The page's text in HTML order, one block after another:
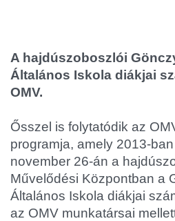
A hajdúszoboszlói
Általános Iskola diákjai
OMV.
Ősszel is folytatódik az
programja, amely 2013-
november 26-án a
Művelődési Központban a
Általános Iskola diákjai
az OMV munkatársai